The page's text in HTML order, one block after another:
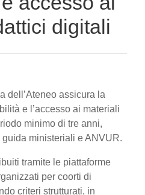
digitali
dell’Ateneo assicura la
e l’accesso ai materiali
minimo di tre anni,
ministeriali e ANVUR.
tramite le piattaforme
per coorti di
criteri strutturati, in